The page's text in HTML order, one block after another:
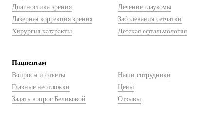
Диагностика зрения
Лазерная коррекция зрения
Хирургия катаракты
Лечение глаукомы
Заболевания сетчатки
Детская офтальмология
Пациентам
Вопросы и ответы
Глазные неотложки
Задать вопрос Беликовой
Наши сотрудники
Цены
Отзывы